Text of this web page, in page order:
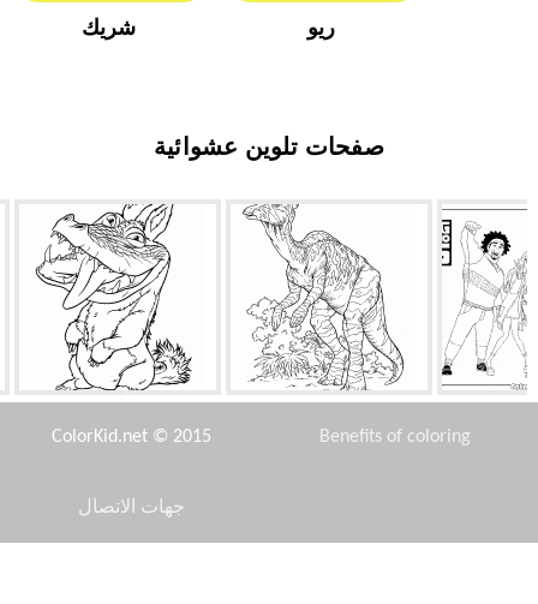
شريك ريو
صفحات تلوين عشوائية
الحيوانات الأليفة صوت هائل كوريثوسور 6
ColorKid.net © 2015 Benefits of coloring
جهات الاتصال